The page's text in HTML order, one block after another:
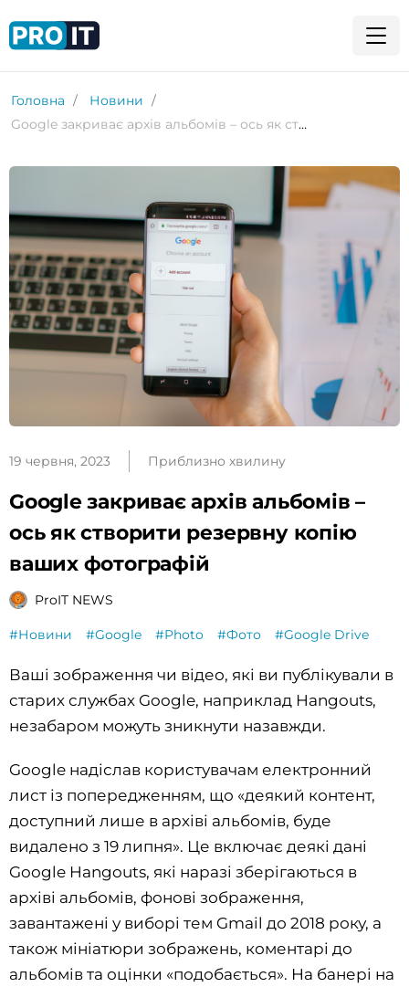
Головна
Новини
Google закриває архів альбомів – ось як створити резервну копію ваших фотографій
19 червня, 2023 Приблизно хвилину
Google закриває архів альбомів –
ось як створити резервну копію
ваших фотографій
ProIT NEWS
#Новини #Google #Photo #Фото #Google Drive
Ваші зображення чи відео, які ви публікували в
старих службах Google, наприклад Hangouts,
незабаром можуть зникнути назавжди.
Google надіслав користувачам електронний
лист із попередженням, що «деякий контент,
доступний лише в архіві альбомів, буде
видалено з 19 липня». Це включає деякі дані
Google Hangouts, які наразі зберігаються в
архіві альбомів, фонові зображення,
завантажені у виборі тем Gmail до 2018 року, а
також мініатюри зображень, коментарі до
альбомів та оцінки «подобається». На банері на